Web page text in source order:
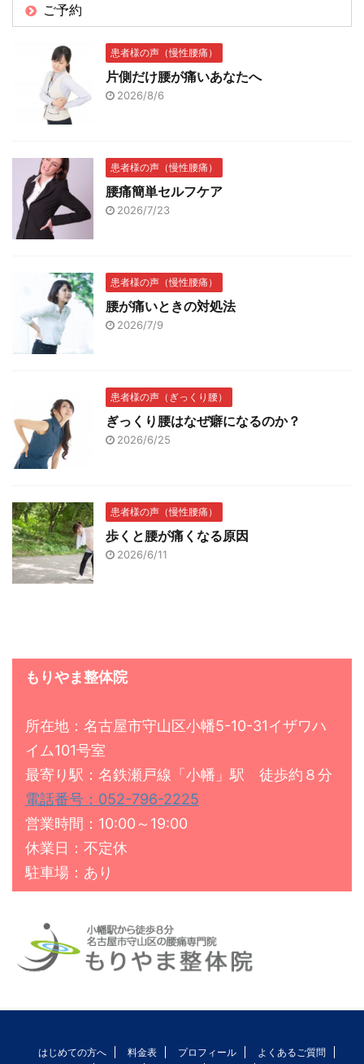
ご予約
患者様の声（慢性腰痛）
片側だけ腰が痛いあなたへ
2026/8/6
患者様の声（慢性腰痛）
腰痛簡単セルフケア
2026/7/23
患者様の声（慢性腰痛）
腰が痛いときの対処法
2026/7/9
患者様の声（ぎっくり腰）
ぎっくり腰はなぜ癖になるのか？
2026/6/25
患者様の声（慢性腰痛）
歩くと腰が痛くなる原因
2026/6/11
もりやま整体院
所在地：名古屋市守山区小幡5-10-31イザワハ
イム101号室
最寄り駅：名鉄瀬戸線「小幡」駅 徒歩約８分
電話番号：052-796-2225
営業時間：10:00～19:00
休業日：不定休
駐車場：あり
はじめての方へ 料金表 プロフィール
よくあるご質問